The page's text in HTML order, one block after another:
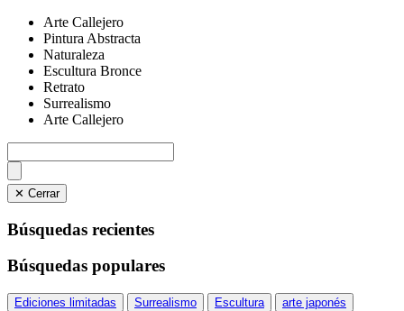
Arte Callejero
Pintura Abstracta
Naturaleza
Escultura Bronce
Retrato
Surrealismo
Arte Callejero
✕ Cerrar
Búsquedas recientes
Búsquedas populares
Ediciones limitadas Surrealismo Escultura
arte japonés